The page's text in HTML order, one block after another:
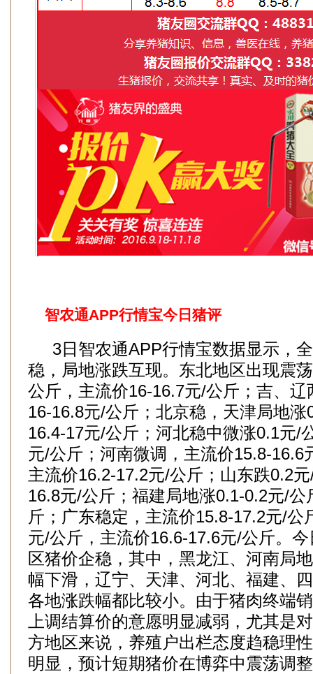
智农通APP行情宝今日猪评
3日智农通APP行情宝数据显示，
稳，局地涨跌互现。东北地区出现震
公斤，主流价16-16.7元/公斤；吉、
16-16.8元/公斤；北京稳，天津局地
16.4-17元/公斤；河北稳中微涨0.1元/
元/公斤；河南微调，主流价15.8-16.6
主流价16.2-17.2元/公斤；山东跌0.2
16.8元/公斤；福建局地涨0.1-0.2元/
斤；广东稳定，主流价15.8-17.2元/公
元/公斤，主流价16.6-17.6元/公斤。
区猪价企稳，其中，黑龙江、河南局
幅下滑，辽宁、天津、河北、福建、
各地涨跌幅都比较小。由于猪肉终端
上调结算价的意愿明显减弱，尤其是
方地区来说，养殖户出栏态度趋稳理
明显，预计短期猪价在博弈中震荡调